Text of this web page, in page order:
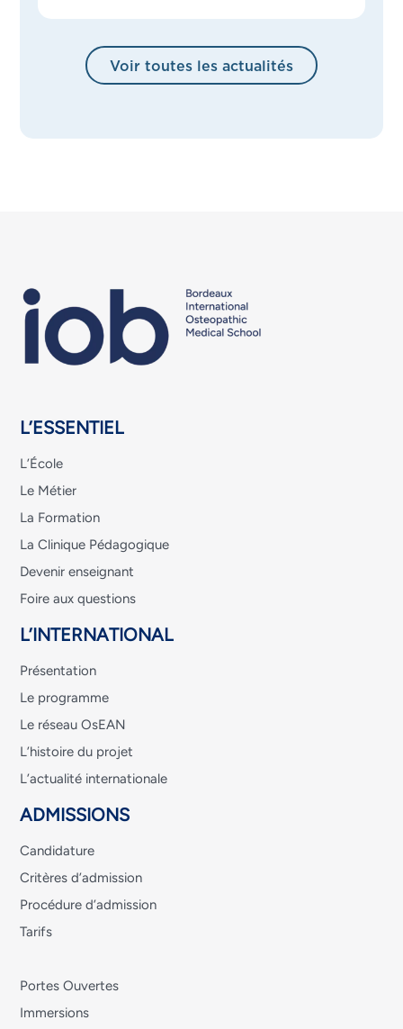
Voir toutes les actualités
L’ESSENTIEL
L’École
Le Métier
La Formation
La Clinique Pédagogique
Devenir enseignant
Foire aux questions
L’INTERNATIONAL
Présentation
Le programme
Le réseau OsEAN
L’histoire du projet
L’actualité internationale
ADMISSIONS
Candidature
Critères d’admission
Procédure d’admission
Tarifs
Portes Ouvertes
Immersions